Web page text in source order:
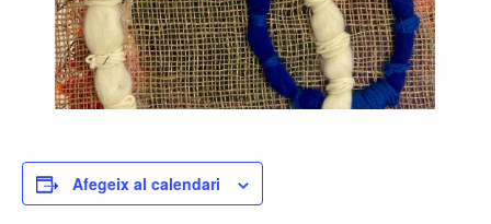
Afegeix al calendari